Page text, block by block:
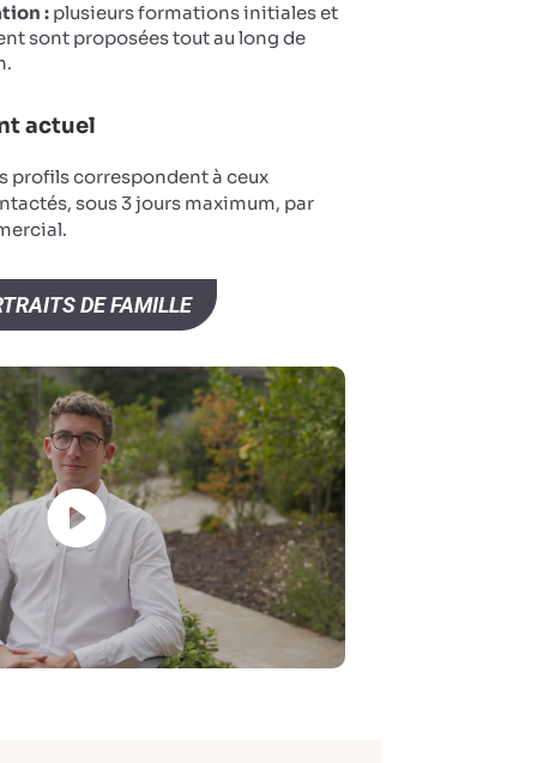
: plusieurs formations initiales et
sont proposées tout au long de
actuel
profils correspondent à ceux
sous 3 jours maximum, par
DE FAMILLE